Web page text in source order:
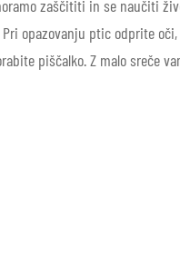
zaščititi in se naučiti
opazovanju ptic odprite
piščalko. Z malo sreče